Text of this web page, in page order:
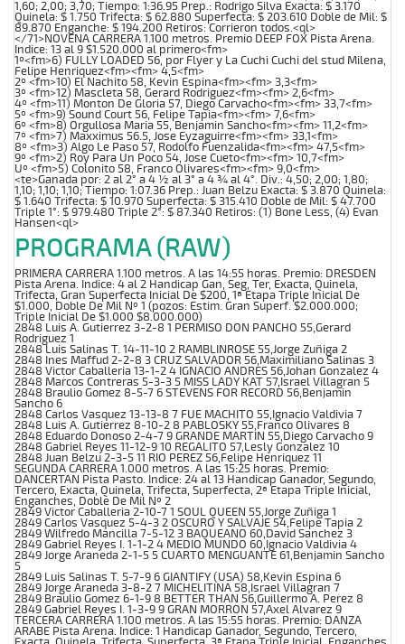
1,60; 2,00; 3,70; Tiempo: 1:36.95 Prep.: Rodrigo Silva Exacta: $ 3.170
Quinela: $ 1.750 Trifecta: $ 62.880 Superfecta: $ 203.610 Doble de Mil: $
89.870 Enganche: $ 194.200 Retiros: Corrieron todos.<ql>
</71>NOVENA CARRERA 1.100 metros. Premio DEEP FOX Pista Arena.
Indice: 13 al 9 $1.520.000 al primero<fm>
1º<fm>6) FULLY LOADED 56, por Flyer y La Cuchi Cuchi del stud Milena,
Felipe Henriquez<fm><fm> 4,5<fm>
2º <fm>10) El Nachito 58, Kevin Espina<fm><fm> 3,3<fm>
3º <fm>12) Mascleta 58, Gerard Rodriguez<fm><fm> 2,6<fm>
4º <fm>11) Monton De Gloria 57, Diego Carvacho<fm><fm> 33,7<fm>
5º <fm>9) Sound Court 56, Felipe Tapia<fm><fm> 7,6<fm>
6º <fm>8) Orgullosa Maria 55, Benjamin Sancho<fm><fm> 11,2<fm>
7º <fm>7) Maxximus 56.5, Jose Eyzaguirre<fm><fm> 33,1<fm>
8º <fm>3) Algo Le Paso 57, Rodolfo Fuenzalida<fm><fm> 47,5<fm>
9º <fm>2) Roy Para Un Poco 54, Jose Cueto<fm><fm> 10,7<fm>
Uº <fm>5) Colonito 58, Franco Olivares<fm><fm> 9,0<fm>
<te>Ganada por: 2 al 2° a 4 ½ al 3° a 4 ¾ al 4°. Div.: 4,50; 2,00; 1,80;
1,10; 1,10; 1,10; Tiempo: 1:07.36 Prep.: Juan Belzu Exacta: $ 3.870 Quinela:
$ 1.640 Trifecta: $ 10.970 Superfecta: $ 315.410 Doble de Mil: $ 47.700
Triple 1°: $ 979.480 Triple 2°: $ 87.340 Retiros: (1) Bone Less, (4) Evan
Hansen<ql>
PROGRAMA (RAW)
PRIMERA CARRERA 1.100 metros. A las 14:55 horas. Premio: DRESDEN
Pista Arena. Indice: 4 al 2 Handicap Gan, Seg, Ter, Exacta, Quinela,
Trifecta, Gran Superfecta Inicial De $200, 1ª Etapa Triple Inicial De
$1.000, Doble De Mil Nº 1 (pozos: Estim. Gran Superf. $2.000.000;
Triple Inicial De $1.000 $8.000.000)
2848 Luis A. Gutierrez 3-2-8 1 PERMISO DON PANCHO 55,Gerard
Rodriguez 1
2848 Luis Salinas T. 14-11-10 2 RAMBLINROSE 55,Jorge Zuñiga 2
2848 Ines Maffud 2-2-8 3 CRUZ SALVADOR 56,Maximiliano Salinas 3
2848 Victor Caballeria 13-1-2 4 IGNACIO ANDRES 56,Johan Gonzalez 4
2848 Marcos Contreras 5-3-3 5 MISS LADY KAT 57,Israel Villagran 5
2848 Braulio Gomez 8-5-7 6 STEVENS FOR RECORD 56,Benjamin
Sancho 6
2848 Carlos Vasquez 13-13-8 7 FUE MACHITO 55,Ignacio Valdivia 7
2848 Luis A. Gutierrez 8-10-2 8 PABLOSKY 55,Franco Olivares 8
2848 Eduardo Donoso 2-4-7 9 GRANDE MARTIN 55,Diego Carvacho 9
2848 Gabriel Reyes 11-12-9 10 REGALITO 57,Lesly Gonzalez 10
2848 Juan Belzu 2-3-5 11 RIO PEREZ 56,Felipe Henriquez 11
SEGUNDA CARRERA 1.000 metros. A las 15:25 horas. Premio:
DANCERTAN Pista Pasto. Indice: 24 al 13 Handicap Ganador, Segundo,
Tercero, Exacta, Quinela, Trifecta, Superfecta, 2ª Etapa Triple Inicial,
Enganches, Doble De Mil Nº 2
2849 Victor Caballeria 2-10-7 1 SOUL QUEEN 55,Jorge Zuñiga 1
2849 Carlos Vasquez 5-4-3 2 OSCURO Y SALVAJE 54,Felipe Tapia 2
2849 Wilfredo Mancilla 7-5-12 3 BAQUEANO 60,David Sanchez 3
2849 Gabriel Reyes I. 1-1-2 4 MEDIO MUNDO 60,Ignacio Valdivia 4
2849 Jorge Araneda 2-1-5 5 CUARTO MENGUANTE 61,Benjamin Sancho
5
2849 Luis Salinas T. 5-7-9 6 GIANTIFY (USA) 58,Kevin Espina 6
2849 Jorge Araneda 3-8-2 7 MICHELITINA 58,Israel Villagran 7
2849 Braulio Gomez 6-1-9 8 BETTER THAN 56,Guillermo A. Perez 8
2849 Gabriel Reyes I. 1-3-9 9 GRAN MORRON 57,Axel Alvarez 9
TERCERA CARRERA 1.100 metros. A las 15:55 horas. Premio: DANZA
ARABE Pista Arena. Indice: 1 Handicap Ganador, Segundo, Tercero,